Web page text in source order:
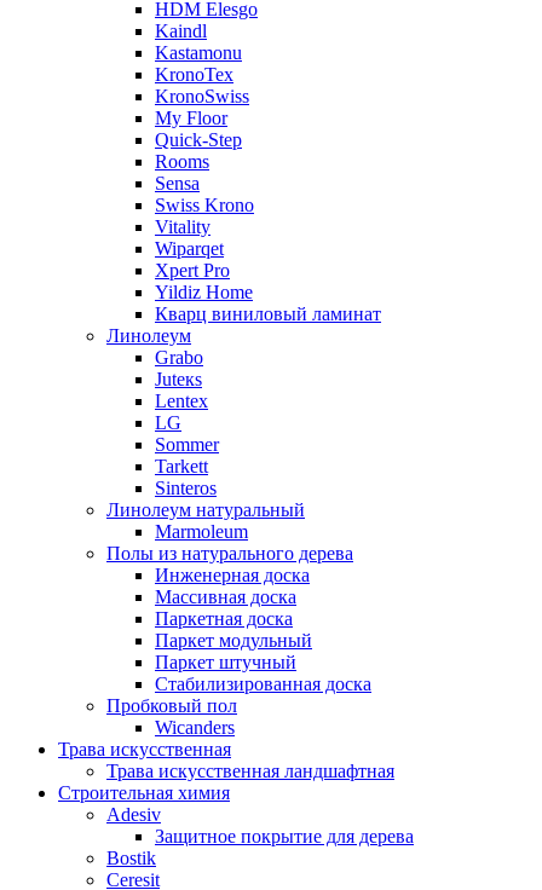
HDM Elesgo
Kaindl
Kastamonu
KronoTex
KronoSwiss
My Floor
Quick-Step
Rooms
Sensa
Swiss Krono
Vitality
Wiparqet
Xpert Pro
Yildiz Home
Кварц виниловый ламинат
Линолеум
Grabo
Juteкs
Lentex
LG
Sommer
Tarkett
Sinteros
Линолеум натуральный
Marmoleum
Полы из натурального дерева
Инженерная доска
Массивная доска
Паркетная доска
Паркет модульный
Паркет штучный
Стабилизированная доска
Пробковый пол
Wicanders
Трава искусственная
Трава искусственная ландшафтная
Строительная химия
Adesiv
Защитное покрытие для дерева
Bostik
Ceresit